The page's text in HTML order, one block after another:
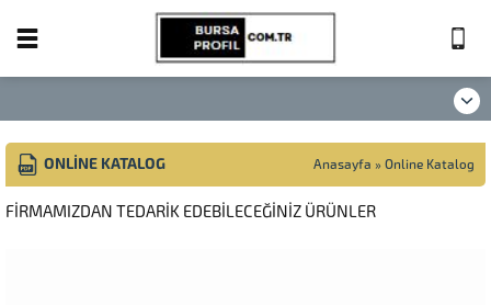
ONLINE KATALOG Anasayfa » Online Katalog
FİRMAMIZDAN TEDARİK EDEBİLECEĞİNİZ ÜRÜNLER